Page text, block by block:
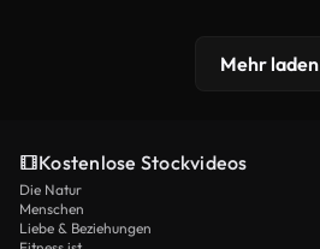
Mehr laden
Kostenlose Stockvideos
Die Natur
Menschen
Liebe & Beziehungen